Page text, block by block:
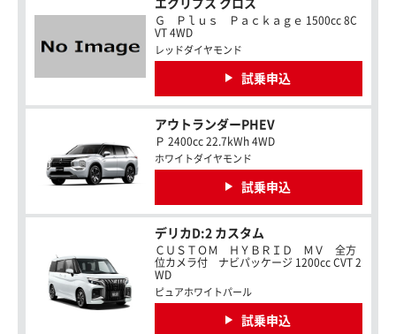
エクリプス クロス
Ｇ Ｐｌｕｓ Ｐａｃｋａｇｅ 1500cc 8C
VT 4WD
レッドダイヤモンド
試乗申込
アウトランダーPHEV
Ｐ 2400cc 22.7kWh 4WD
ホワイトダイヤモンド
試乗申込
デリカD:2 カスタム
ＣＵＳＴＯＭ ＨＹＢＲＩＤ ＭＶ 全方
位カメラ付 ナビパッケージ 1200cc CVT 2
WD
ピュアホワイトパール
試乗申込